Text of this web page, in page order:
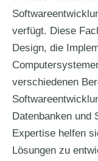
verfügt. Diese
Design, die
verschiedenen
Datenbanken und
Expertise helfen
Lösungen zu